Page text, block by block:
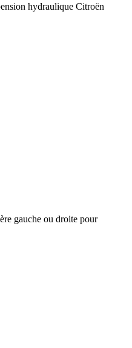
hydraulique Citroën
gauche ou droite pour